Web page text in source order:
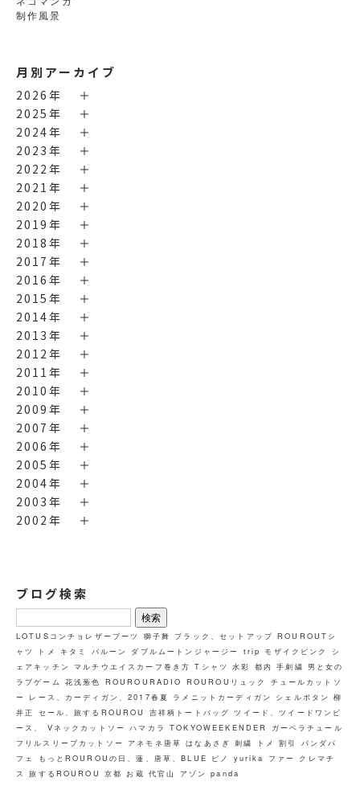
制作風景
月別アーカイブ
2026年
2025年
2024年
2023年
2022年
2021年
2020年
2019年
2018年
2017年
2016年
2015年
2014年
2013年
2012年
2011年
2010年
2009年
2007年
2006年
2005年
2004年
2003年
2002年
ブログ検索
検
索:
LOTUSコンチョレザーブーツ 獅子舞 ブラック、セットアップ ROUROUTシ
ャツ トメ キタミ
バルーン ダブルムートンジャージー trip モザイクピンク
シ
ェアキッチン マルチウエイスカーフ巻き方 Tシャツ 水彩 都内 手刺繍 男と女の
ラブゲーム 花浅葱色 ROUROURADIO ROUROUリュック
チュールカットソ
ー レース、カーディガン、2017春夏 ラメニットカーディガン シェルボタン 柳
井正 セール、旅するROUROU 吉祥柄トートバッグ ツイード、ツイードワンピ
ース、
Vネックカットソー ハマカラ TOKYOWEEKENDER
ガーベラチュール
フリルスリーブカットソー アネモネ唐草 はなあさぎ 刺繍 トメ 割引
パンダパ
フェ
もっとROUROUの日、蓮、唐草、BLUE ピノ yurika ファー クレマチ
ス 旅するROUROU 京都 お蔵 代官山 アゾン panda